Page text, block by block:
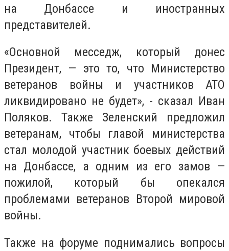
на Донбассе и иностранных
представителей.
«Основной месседж, который донес
Президент, — это то, что Министерство
ветеранов войны и участников АТО
ликвидировано не будет», - сказал Иван
Поляков. Также Зеленский предложил
ветеранам, чтобы главой министерства
стал молодой участник боевых действий
на Донбассе, а одним из его замов —
пожилой, который бы опекался
проблемами ветеранов Второй мировой
войны.
Также на форуме поднимались вопросы